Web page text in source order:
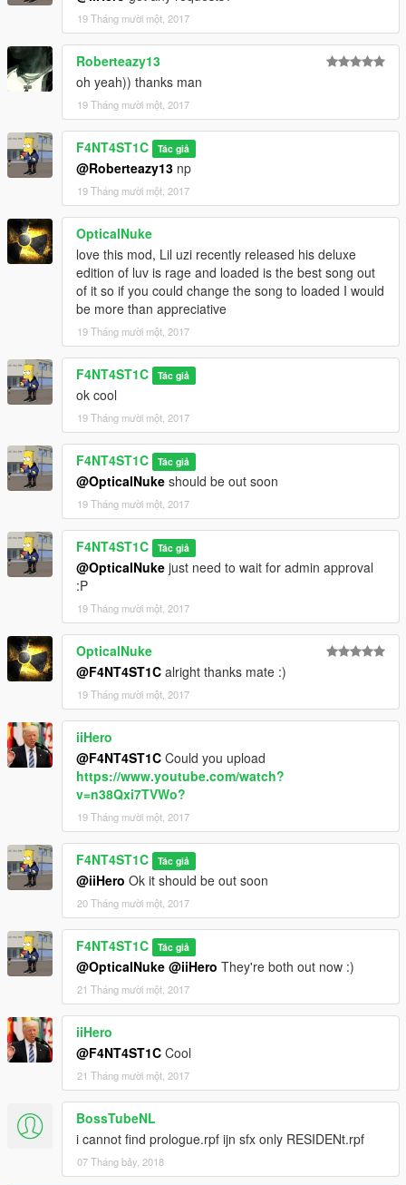
19 Tháng mười một, 2017
Roberteazy13
oh yeah)) thanks man
19 Tháng mười một, 2017
F4NT4ST1C Tác giả
@Roberteazy13 np
19 Tháng mười một, 2017
OpticalNuke
love this mod, Lil uzi recently released his deluxe
edition of luv is rage and loaded is the best song out
of it so if you could change the song to loaded I would
be more than appreciative
19 Tháng mười một, 2017
F4NT4ST1C Tác giả
ok cool
19 Tháng mười một, 2017
F4NT4ST1C Tác giả
@OpticalNuke should be out soon
19 Tháng mười một, 2017
F4NT4ST1C Tác giả
@OpticalNuke just need to wait for admin approval
:P
19 Tháng mười một, 2017
OpticalNuke
@F4NT4ST1C alright thanks mate :)
19 Tháng mười một, 2017
iiHero
@F4NT4ST1C Could you upload
https://www.youtube.com/watch?
v=n38Qxi7TVWo?
19 Tháng mười một, 2017
F4NT4ST1C Tác giả
@iiHero Ok it should be out soon
20 Tháng mười một, 2017
F4NT4ST1C Tác giả
@OpticalNuke @iiHero They're both out now :)
21 Tháng mười một, 2017
iiHero
@F4NT4ST1C Cool
21 Tháng mười một, 2017
BossTubeNL
i cannot find prologue.rpf ijn sfx only RESIDENt.rpf
07 Tháng bảy, 2018